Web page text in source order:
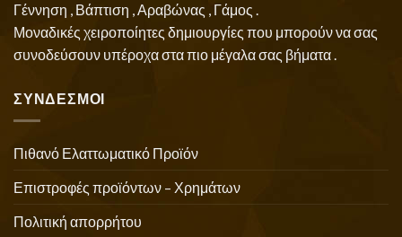
Γέννηση , Βάπτιση , Αραβώνας , Γάμος .
Μοναδικές χειροποίητες δημιουργίες που μπορούν να σας
συνοδεύσουν υπέροχα στα πιο μέγαλα σας βήματα .
ΣΥΝΔΕΣΜΟΙ
Πιθανό Ελαττωματικό Προϊόν
Επιστροφές προϊόντων – Χρημάτων
Πολιτική απορρήτου